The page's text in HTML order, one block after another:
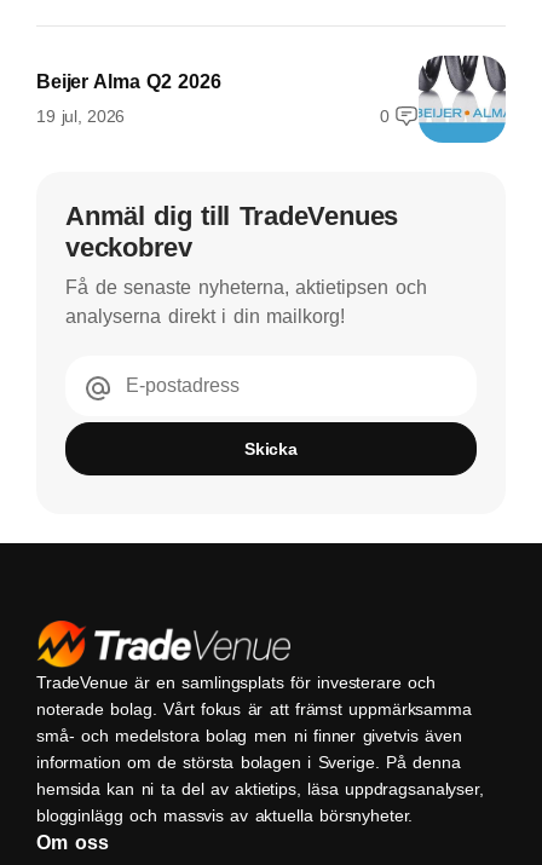
Beijer Alma Q2 2026
19 jul, 2026 0
Anmäl dig till TradeVenues
veckobrev
Få de senaste nyheterna, aktietipsen och
analyserna direkt i din mailkorg!
E-postadress
Skicka
TradeVenue är en samlingsplats för investerare och
noterade bolag. Vårt fokus är att främst uppmärksamma
små- och medelstora bolag men ni finner givetvis även
information om de största bolagen i Sverige. På denna
hemsida kan ni ta del av aktietips, läsa uppdragsanalyser,
blogginlägg och massvis av aktuella börsnyheter.
Om oss